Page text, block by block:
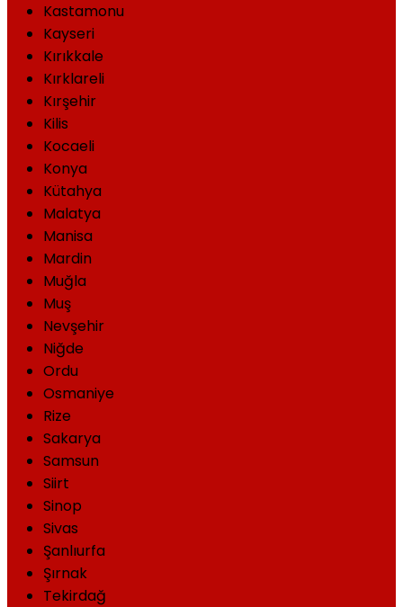
Kastamonu
Kayseri
Kırıkkale
Kırklareli
Kırşehir
Kilis
Kocaeli
Konya
Kütahya
Malatya
Manisa
Mardin
Muğla
Muş
Nevşehir
Niğde
Ordu
Osmaniye
Rize
Sakarya
Samsun
Siirt
Sinop
Sivas
Şanlıurfa
Şırnak
Tekirdağ